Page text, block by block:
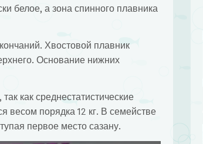
белое, а зона спинного плавника
Хвостовой плавник
Основание нижних
как среднестатистические
весом порядка 12 кг. В семействе
первое место сазану.